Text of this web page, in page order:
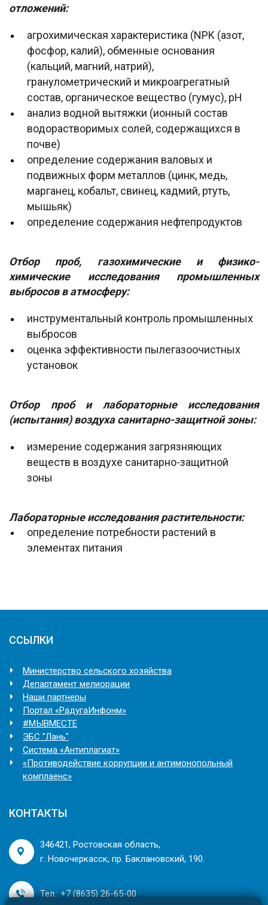
отложений:
агрохимическая характеристика (NPK (азот,
фосфор, калий), обменные основания
(кальций, магний, натрий),
гранулометрический и микроагрегатный
состав, органическое вещество (гумус), рН
анализ водной вытяжки (ионный состав
водорастворимых солей, содержащихся в
почве)
определение содержания валовых и
подвижных форм металлов (цинк, медь,
марганец, кобальт, свинец, кадмий, ртуть,
мышьяк)
определение содержания нефтепродуктов
Отбор проб, газохимические и физико-
химические исследования промышленных
выбросов в атмосферу:
инструментальный контроль промышленных
выбросов
оценка эффективности пылегазоочистных
установок
Отбор проб и лабораторные исследования
(испытания) воздуха санитарно-защитной зоны:
измерение содержания загрязняющих
веществ в воздухе санитарно-защитной
зоны
Лабораторные исследования растительности:
определение потребности растений в
элементах питания
ССЫЛКИ
Министерство сельского хозяйства
Департамент мелиорации
Наши партнеры
Портал «РадугаИнфонм»
#МЫВМЕСТЕ
ЭБС "Лань"
Система «Антиплагиат»
«Противодействие коррупции и антимонопольный
комплаенс»
КОНТАКТЫ
346421, Ростовская область,
г. Новочеркасск, пр. Баклановский, 190.
Тел.: +7 (8635) 26-65-00